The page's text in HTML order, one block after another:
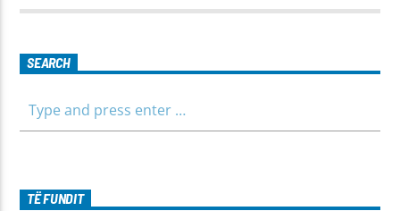
parashikimin e motit. Qëndroni me ne për informim të saktë,
SEARCH
TË FUNDIT